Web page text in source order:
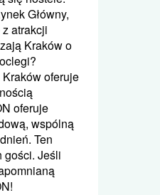
Główny,
atrakcji
Kraków o
oferuje
oferuje
wspólną
Ten
gości. Jeśli